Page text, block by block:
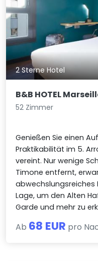
2 Sterne Hotel
B&B HOTEL
52 Zimmer
Genießen Sie einen
Praktikabilität im 5.
vereint. Nur wenige
Timone entfernt,
abwechslungsreiches
Lage, um den Alten
Garde und mehr zu
Ab 68 EUR pro